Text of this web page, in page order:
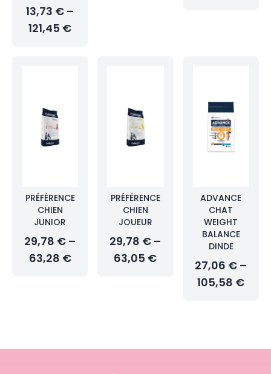
13,73 € –
121,45 €
PRÉFÉRENCE
CHIEN
JUNIOR
29,78 € –
63,28 €
PRÉFÉRENCE
CHIEN
JOUEUR
29,78 € –
63,05 €
ADVANCE
CHAT
WEIGHT
BALANCE
DINDE
27,06 € –
105,58 €